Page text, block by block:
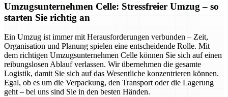
Umzugsunternehmen Celle: Stressfreier Umzug – so
starten Sie richtig an
Ein Umzug ist immer mit Herausforderungen verbunden – Zeit,
Organisation und Planung spielen eine entscheidende Rolle. Mit
dem richtigen Umzugsunternehmen Celle können Sie sich auf einen
reibungslosen Ablauf verlassen. Wir übernehmen die gesamte
Logistik, damit Sie sich auf das Wesentliche konzentrieren können.
Egal, ob es um die Verpackung, den Transport oder die Lagerung
geht – bei uns sind Sie in den besten Händen.